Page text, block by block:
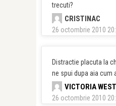
trecuti?
CRISTINAC
26 octombrie 2010
Distractie placuta la
ne spui dupa aia cum
VICTORIA WEST
26 octombrie 2010